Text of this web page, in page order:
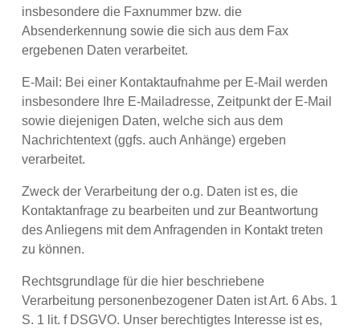
insbesondere die Faxnummer bzw. die
Absenderkennung sowie die sich aus dem Fax
ergebenen Daten verarbeitet.
E-Mail: Bei einer Kontaktaufnahme per E-Mail werden
insbesondere Ihre E-Mailadresse, Zeitpunkt der E-Mail
sowie diejenigen Daten, welche sich aus dem
Nachrichtentext (ggfs. auch Anhänge) ergeben
verarbeitet.
Zweck der Verarbeitung der o.g. Daten ist es, die
Kontaktanfrage zu bearbeiten und zur Beantwortung
des Anliegens mit dem Anfragenden in Kontakt treten
zu können.
Rechtsgrundlage für die hier beschriebene
Verarbeitung personenbezogener Daten ist Art. 6 Abs. 1
S. 1 lit. f DSGVO. Unser berechtigtes Interesse ist es,